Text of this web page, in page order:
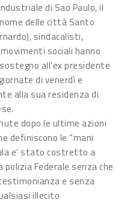
di Sao Paulo, il
delle città Santo
sindacalisti,
sociali hanno
all’ex presidente
di venerdì e
alla sua residenza di
dopo le ultime azioni
definiscono le “mani
e’ stato costretto a
Federale senza che
e senza
illecito